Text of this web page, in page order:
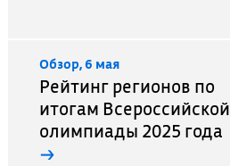
Обзор, 6 мая
Рейтинг регионов по
итогам Всероссийской
олимпиады 2025 года
→